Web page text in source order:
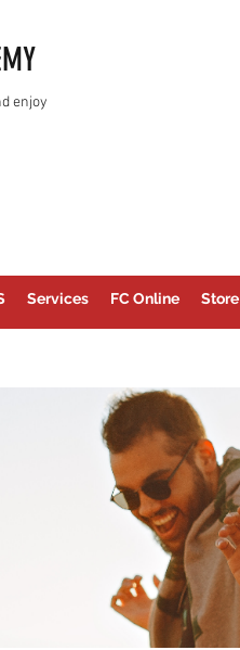
enjoy
Services FC Online Store